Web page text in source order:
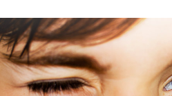
# Identité visuelle
# Webdesign
Suivi des performances